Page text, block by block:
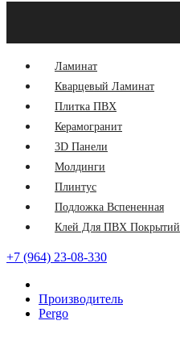
Ламинат
Кварцевый Ламинат
Плитка ПВХ
Керамогранит
3D Панели
Молдинги
Плинтус
Подложка Вспененная
Клей Для ПВХ Покрытий
+7 (964) 23-08-330
Производитель
Pergo